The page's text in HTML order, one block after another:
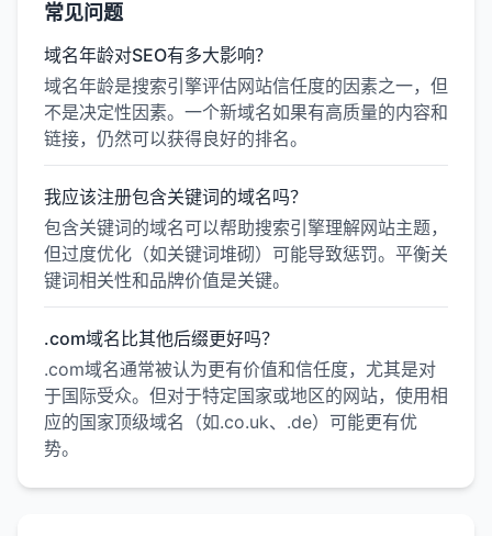
常见问题
域名年龄对SEO有多大影响？
域名年龄是搜索引擎评估网站信任度的因素之一，但
不是决定性因素。一个新域名如果有高质量的内容和
链接，仍然可以获得良好的排名。
我应该注册包含关键词的域名吗？
包含关键词的域名可以帮助搜索引擎理解网站主题，
但过度优化（如关键词堆砌）可能导致惩罚。平衡关
键词相关性和品牌价值是关键。
.com域名比其他后缀更好吗？
.com域名通常被认为更有价值和信任度，尤其是对
于国际受众。但对于特定国家或地区的网站，使用相
应的国家顶级域名（如.co.uk、.de）可能更有优
势。